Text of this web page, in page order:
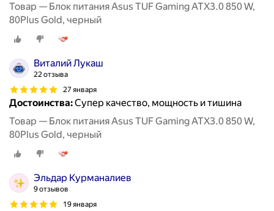
Товар — Блок питания Asus TUF Gaming ATX3.0 850 W,
80Plus Gold, черный
Виталий Лукаш
22 отзыва
27 января
Достоинства:Супер качество, мощность и тишина
Товар — Блок питания Asus TUF Gaming ATX3.0 850 W,
80Plus Gold, черный
Эльдар Курманалиев
9 отзывов
19 января